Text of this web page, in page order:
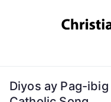
Diyos ay Pag-